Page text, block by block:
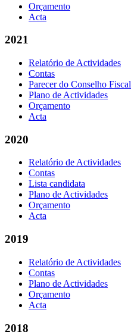
Orçamento
Acta
2021
Relatório de Actividades
Contas
Parecer do Conselho Fiscal
Plano de Actividades
Orçamento
Acta
2020
Relatório de Actividades
Contas
Lista candidata
Plano de Actividades
Orçamento
Acta
2019
Relatório de Actividades
Contas
Plano de Actividades
Orçamento
Acta
2018